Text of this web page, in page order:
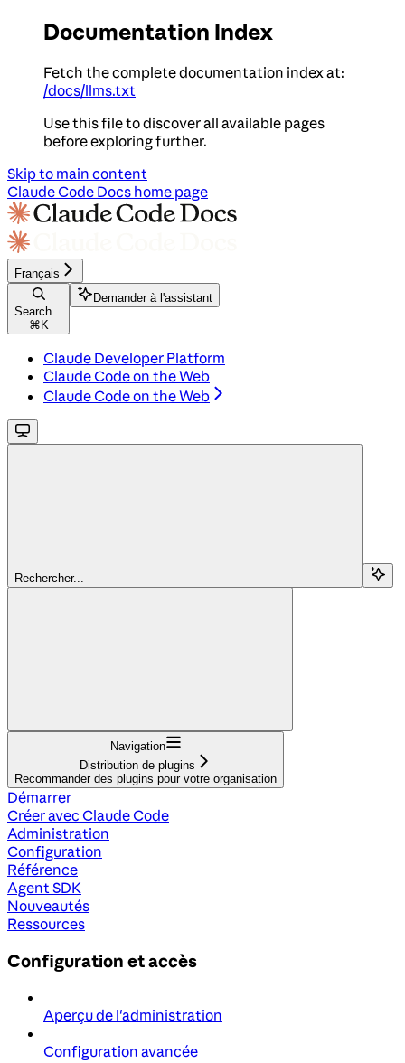
Documentation Index
Fetch the complete documentation index at:
/docs/llms.txt
Use this file to discover all available pages
before exploring further.
Skip to main content
Claude Code Docs home page
Français
Search...
⌘ K
Demander à l'assistant
Claude Developer Platform
Claude Code on the Web
Claude Code on the Web
Rechercher...
Navigation
Distribution de plugins
Recommander des plugins pour votre organisation
Démarrer
Créer avec Claude Code
Administration
Configuration
Référence
Agent SDK
Nouveautés
Ressources
Configuration et accès
Aperçu de l'administration
Configuration avancée